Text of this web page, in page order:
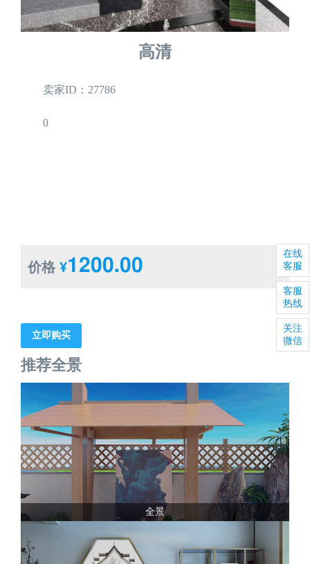
高清
卖家ID：27786
0
价格 ¥1200.00
立即购买
推荐全景
全景
在线
客服
客服
热线
关注
微信